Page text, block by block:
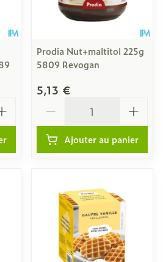
Prodia Nut+maltitol 225g
5809 Revogan
5,13 €
Ajouter au panier